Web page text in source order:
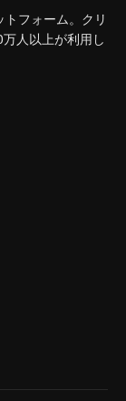
フォーム。クリ
人以上が利用し